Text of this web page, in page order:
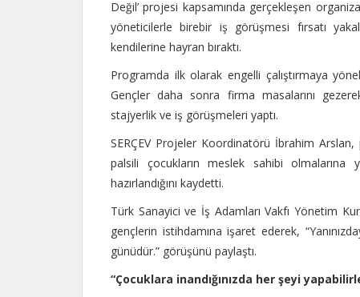
Değil’ projesi kapsamında gerçekleşen
yöneticilerle birebir iş görüşmesi fırsatı
kendilerine hayran bıraktı.
Programda ilk olarak engelli çalıştırmaya
Gençler daha sonra firma masalarını
stajyerlik ve iş görüşmeleri yaptı.
SERÇEV Projeler Koordinatörü İbrahim
palsili çocukların meslek sahibi olmalarına
hazırlandığını kaydetti.
Türk Sanayici ve İş Adamları Vakfı Yönetim
gençlerin istihdamına işaret ederek,
günüdür.” görüşünü paylaştı.
“Çocuklara inandığınızda her şeyi